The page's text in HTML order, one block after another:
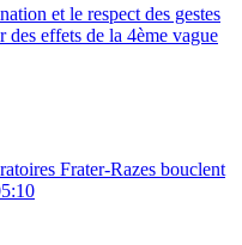
et le respect des gestes
des effets de la 4ème vague
Frater-Razes bouclent